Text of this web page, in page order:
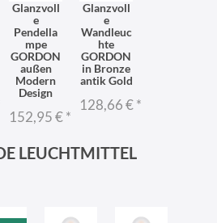
Glanzvoll
e
Pendella
mpe
GORDON
außen
Modern
Design
152,95 €*
Glanzvoll
e
Wandleuc
hte
GORDON
in Bronze
antik Gold
128,66 €*
LEUCHTMITTEL